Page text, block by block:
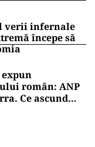
şi a explodat
cu
Miruță: „Este o
a se așeza cât